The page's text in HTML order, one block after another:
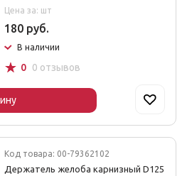
Цена за: шт
180 руб.
В наличии
☆ 0 0 отзывов
Код товара: 00-79362102
Держатель желоба карнизный D125